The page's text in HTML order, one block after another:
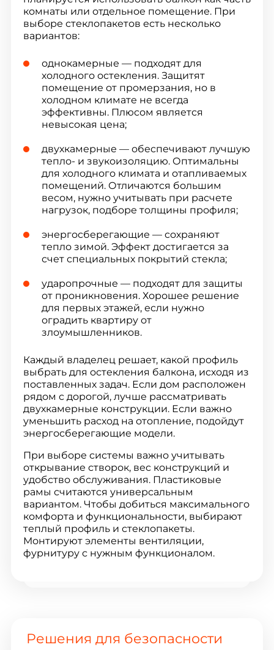
комнаты или отдельное помещение. При
выборе стеклопакетов есть несколько
вариантов:
однокамерные — подходят для
холодного остекления. Защитят
помещение от промерзания, но в
холодном климате не всегда
эффективны. Плюсом является
невысокая цена;
двухкамерные — обеспечивают лучшую
тепло- и звукоизоляцию. Оптимальны
для холодного климата и отапливаемых
помещений. Отличаются большим
весом, нужно учитывать при расчете
нагрузок, подборе толщины профиля;
энергосберегающие — сохраняют
тепло зимой. Эффект достигается за
счет специальных покрытий стекла;
ударопрочные — подходят для защиты
от проникновения. Хорошее решение
для первых этажей, если нужно
оградить квартиру от
злоумышленников.
Каждый владелец решает, какой профиль
выбрать для остекления балкона, исходя из
поставленных задач. Если дом расположен
рядом с дорогой, лучше рассматривать
двухкамерные конструкции. Если важно
уменьшить расход на отопление, подойдут
энергосберегающие модели.
При выборе системы важно учитывать
открывание створок, вес конструкций и
удобство обслуживания. Пластиковые
рамы считаются универсальным
вариантом. Чтобы добиться максимального
комфорта и функциональности, выбирают
теплый профиль и стеклопакеты.
Монтируют элементы вентиляции,
фурнитуру с нужным функционалом.
Решения для безопасности